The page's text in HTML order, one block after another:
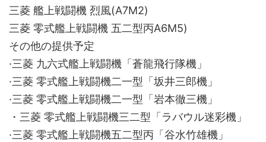
三菱 艦上戦闘機 烈風(A7M2)
三菱 零式艦上戦闘機 五二型丙A6M5)
その他の提供予定
·三菱 九六式艦上戦闘機「蒼龍飛行隊機」
·三菱 零式艦上戦闘機二一型「坂井三郎機」
·三菱 零式艦上戦闘機二一型「岩本徹三機」
・三菱 零式艦上戦闘機三二型「ラバウル迷彩機」
·三菱 零式艦上戦闘機五二型丙「谷水竹雄機」